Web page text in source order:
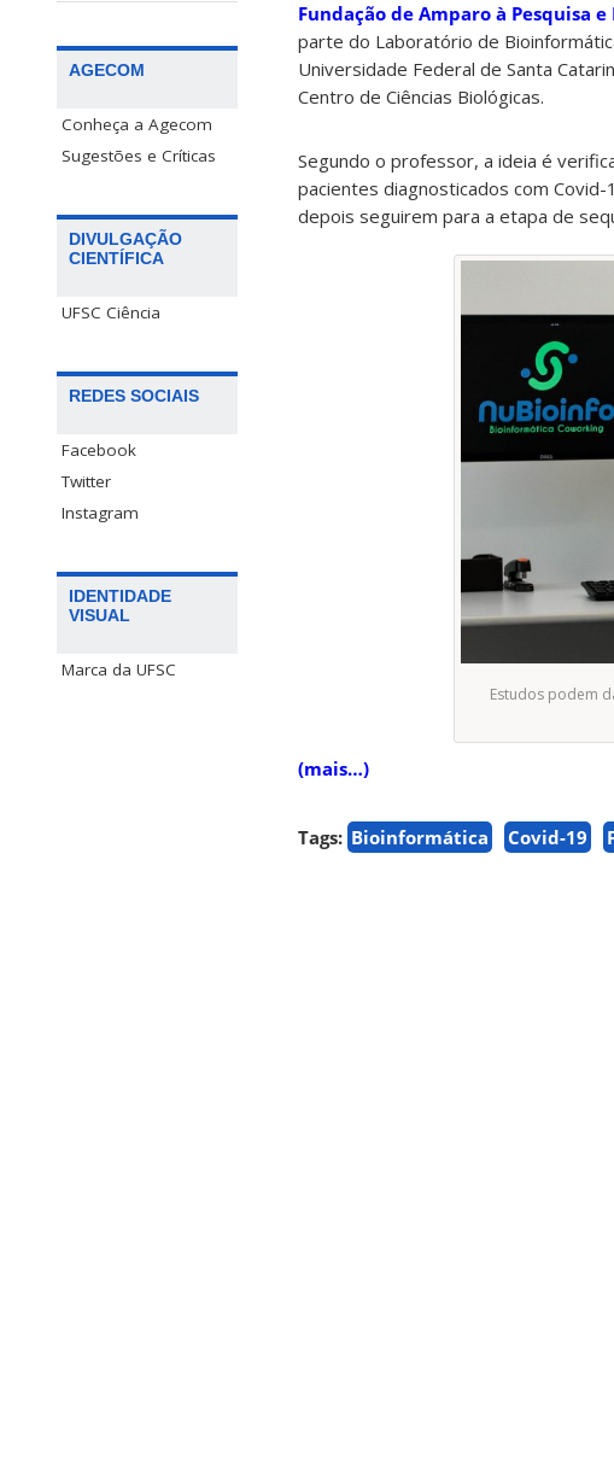
AGECOM
Conheça a Agecom
Sugestões e Críticas
DIVULGAÇÃO
CIENTÍFICA
UFSC Ciência
REDES SOCIAIS
Facebook
Twitter
Instagram
IDENTIDADE
VISUAL
Marca da UFSC
Fundação de Amparo à Pesquisa
parte do Laboratório de
Universidade Federal de Santa
Centro de Ciências Biológicas.
Segundo o professor, a ideia é
pacientes diagnosticados com
depois seguirem para a etapa de
Estudos podem
(mais…)
Tags: Bioinformática Covid-19